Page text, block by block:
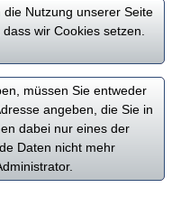
Nutzung unserer Seite
wir Cookies setzen.
müssen Sie entweder
angeben, die Sie in
dabei nur eines der
Daten nicht mehr